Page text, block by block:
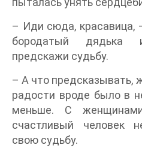
– Иди сюда, красавица,
бородатый дядька
предскажи судьбу.
– А что предсказывать,
радости вроде было в
меньше. С
счастливый человек
свою судьбу.